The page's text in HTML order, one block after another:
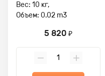
Вес: 10 кг,
Объем: 0.02 m3
5 820 ₽